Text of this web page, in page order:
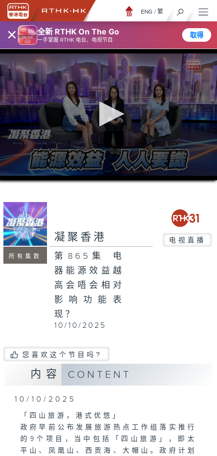
× 全新 RTHK On The Go
一手掌握 RTHK 电台、电视节目
取得
ENG / 繁
0
seconds
minutes,
7
seconds
所有集数
凝聚香港 电视直播
第865集 电
器能源效益越
高会唔会相对
影响功能表
现？
10/10/2025
您喜欢这个节目吗?
内容 CONTENT
10/10/2025
「四山旅游，港式优悠」
政府早前公布发展旅游热点工作组落实推行
的9个项目，当中包括「四山旅游」，即太
平山、凤凰山、西贡海、大帽山。政府计划